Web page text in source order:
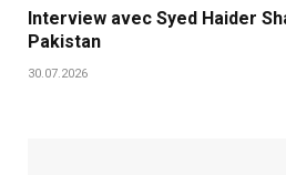
Interview avec Syed Haider
Pakistan
30.07.2026